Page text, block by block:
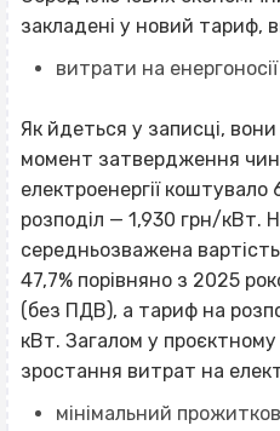
закладені у новий тариф,
витрати на
Як йдеться у записці,
момент затвердження
електроенергії
розподіл — 1,930 грн/кВт.
середньозважена
47,7% порівняно з 2025
(без ПДВ), а тариф на
кВт. Загалом у
зростання витрат на
мінімальний